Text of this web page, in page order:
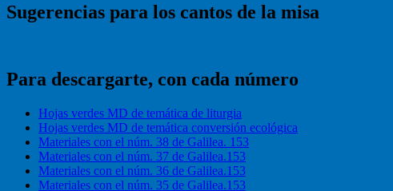
Sugerencias para los cantos de la misa
Para descargarte, con cada número
Hojas verdes MD de temática de liturgia
Hojas verdes MD de temática conversión ecológica
Materiales con el núm. 38 de Galilea. 153
Materiales con el núm. 37 de Galilea.153
Materiales con el núm. 36 de Galilea.153
Materiales con el núm. 35 de Galilea.153